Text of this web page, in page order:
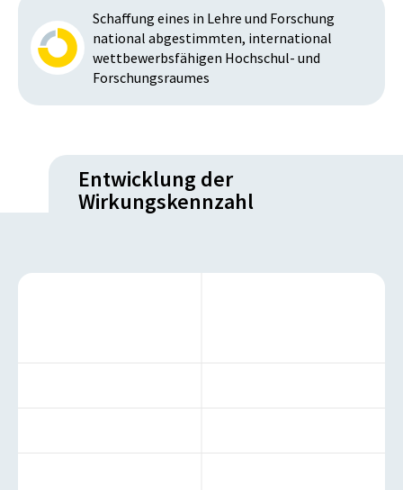
Schaffung eines in Lehre und Forschung
national abgestimmten, international
wettbewerbsfähigen Hochschul- und
Forschungsraumes
Entwicklung der
Wirkungskennzahl